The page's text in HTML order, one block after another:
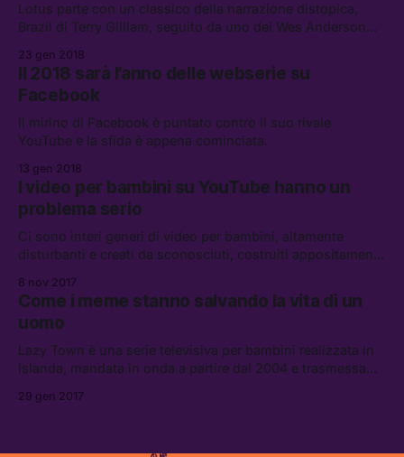
Lotus parte con un classico della narrazione distopica,
Brazil di Terry Gilliam, seguito da uno dei Wes Anderson
23 gen 2018
Il 2018 sarà l’anno delle webserie su
Facebook
Il mirino di Facebook è puntato contro il suo rivale
YouTube e la sfida è appena cominciata.
13 gen 2018
I video per bambini su YouTube hanno un
problema serio
Ci sono interi generi di video per bambini, altamente
disturbanti e creati da sconosciuti, costruiti appositamente
8 nov 2017
Come i meme stanno salvando la vita di un
uomo
Lazy Town è una serie televisiva per bambini realizzata in
Islanda, mandata in onda a partire dal 2004 e trasmessa
29 gen 2017